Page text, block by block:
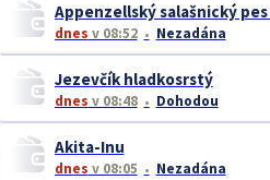
dnes v 08:52 Nezadána
Jezevčík hladkosrstý
dnes v 08:48 Dohodou
Akita-Inu
dnes v 08:05 Nezadána